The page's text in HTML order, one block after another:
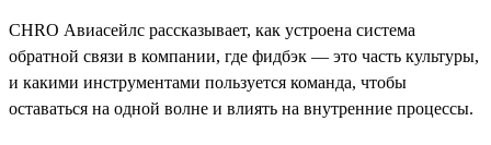
CHRO Авиасейлс рассказывает, как устроена система
обратной связи в компании, где фидбэк — это часть культуры,
и какими инструментами пользуется команда, чтобы
оставаться на одной волне и влиять на внутренние процессы.